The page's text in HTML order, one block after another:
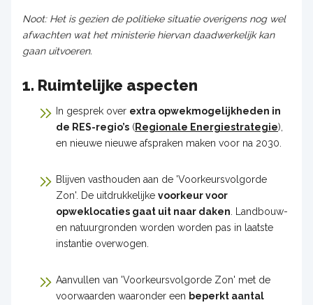
Noot: Het is gezien de politieke situatie overigens nog wel
afwachten wat het ministerie hiervan daadwerkelijk kan
gaan uitvoeren.
1. Ruimtelijke aspecten
In gesprek over extra opwekmogelijkheden in
de RES-regio’s (Regionale Energiestrategie),
en nieuwe nieuwe afspraken maken voor na 2030.
Blijven vasthouden aan de 'Voorkeursvolgorde
Zon'. De uitdrukkelijke voorkeur voor
opweklocaties gaat uit naar daken . Landbouw-
en natuurgronden worden worden pas in laatste
instantie overwogen.
Aanvullen van 'Voorkeursvolgorde Zon' met de
voorwaarden waaronder een beperkt aantal